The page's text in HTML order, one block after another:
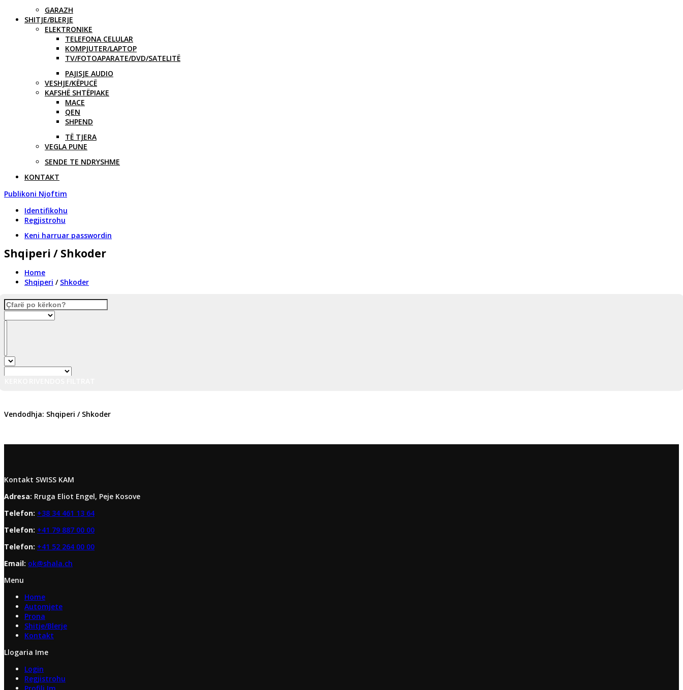
GARAZH
SHITJE/BLERJE
ELEKTRONIKE
TELEFONA CELULAR
KOMPJUTER/LAPTOP
TV/FOTOAPARATE/DVD/SATELITË
PAJISJE AUDIO
VESHJE/KËPUCË
KAFSHË SHTËPIAKE
MACE
QEN
SHPEND
TË TJERA
VEGLA PUNE
SENDE TE NDRYSHME
KONTAKT
Publikoni Njoftim
Identifikohu
Regjistrohu
Keni harruar passwordin
Shqiperi / Shkoder
Home
Shqiperi / Shkoder
Vendodhja: Shqiperi / Shkoder
Kontakt SWISS KAM
Adresa: Rruga Eliot Engel, Peje Kosove
Telefon: +38 34 461 13 64
Telefon: +41 79 887 00 00
Telefon: +41 52 264 00 00
Email: ok@shala.ch
Menu
Home
Automjete
Prona
Shitje/Blerje
Kontakt
Llogaria Ime
Login
Regjistrohu